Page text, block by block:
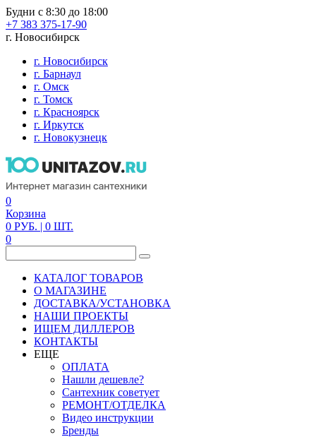
Будни с 8:30 до 18:00
+7 383 375-17-90
г. Новосибирск
г. Новосибирск
г. Барнаул
г. Омск
г. Томск
г. Красноярск
г. Иркутск
г. Новокузнецк
0
Корзина
0 РУБ. | 0 ШТ.
0
КАТАЛОГ ТОВАРОВ
О МАГАЗИНЕ
ДОСТАВКА/УСТАНОВКА
НАШИ ПРОЕКТЫ
ИЩЕМ ДИЛЛЕРОВ
КОНТАКТЫ
ЕЩЕ
ОПЛАТА
Нашли дешевле?
Сантехник советует
РЕМОНТ/ОТДЕЛКА
Видео инструкции
Бренды